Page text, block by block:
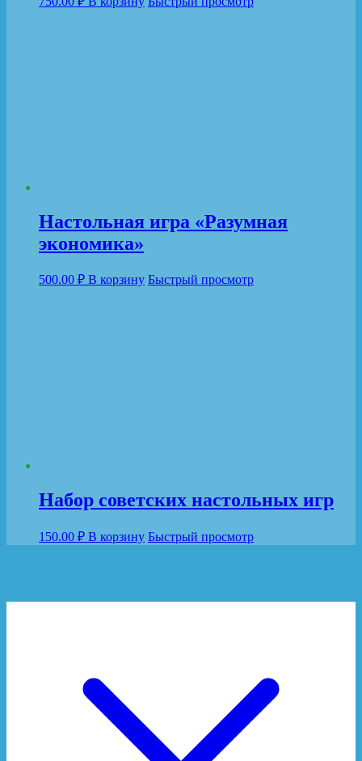
Настольная игра «Разумная
экономика»
500.00 ₽ В корзину Быстрый просмотр
Набор советских настольных игр
150.00 ₽ В корзину Быстрый просмотр